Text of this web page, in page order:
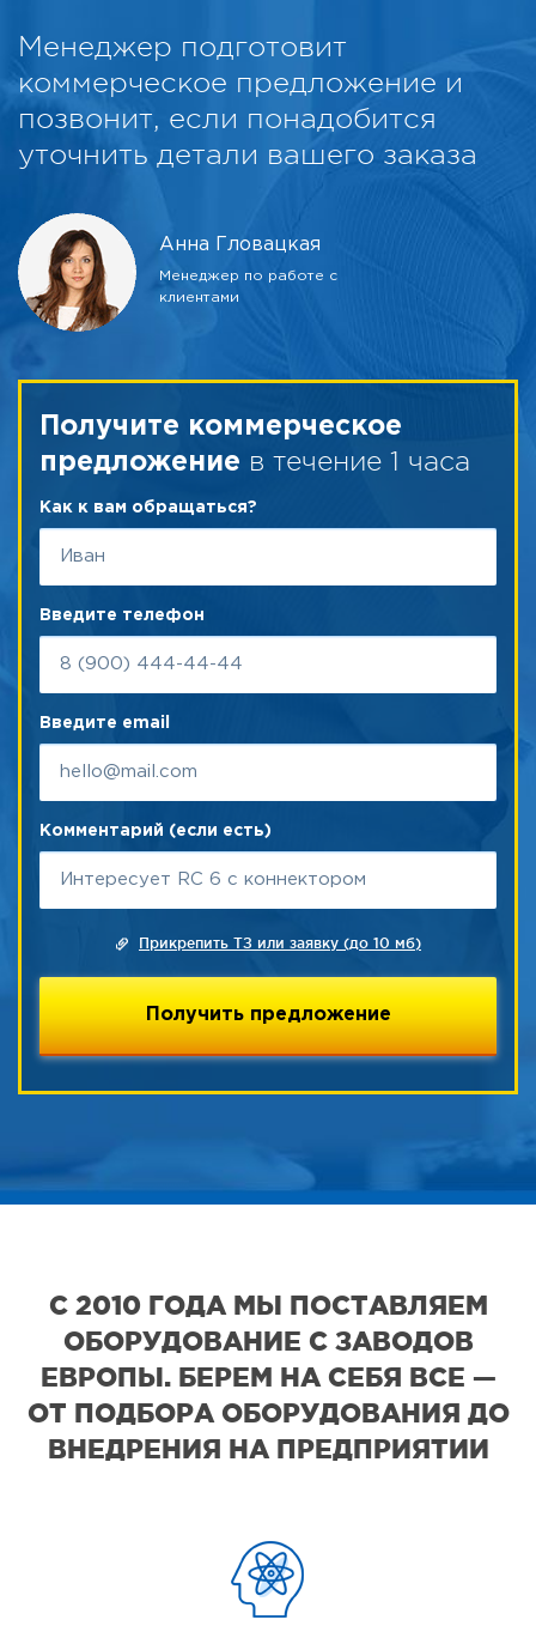
Менеджер подготовит
коммерческое предложение и
позвонит, если понадобится
уточнить детали вашего заказа
Анна Гловацкая
Менеджер по работе с
клиентами
Получите коммерческое
предложение в течение 1 часа
Как к вам обращаться?
Введите телефон
Введите email
Комментарий (если есть)
Прикрепить ТЗ или заявку (до 10 мб)
С 2010 ГОДА МЫ ПОСТАВЛЯЕМ
ОБОРУДОВАНИЕ С ЗАВОДОВ
ЕВРОПЫ. БЕРЕМ НА СЕБЯ ВСЕ —
ОТ ПОДБОРА ОБОРУДОВАНИЯ ДО
ВНЕДРЕНИЯ НА ПРЕДПРИЯТИИ